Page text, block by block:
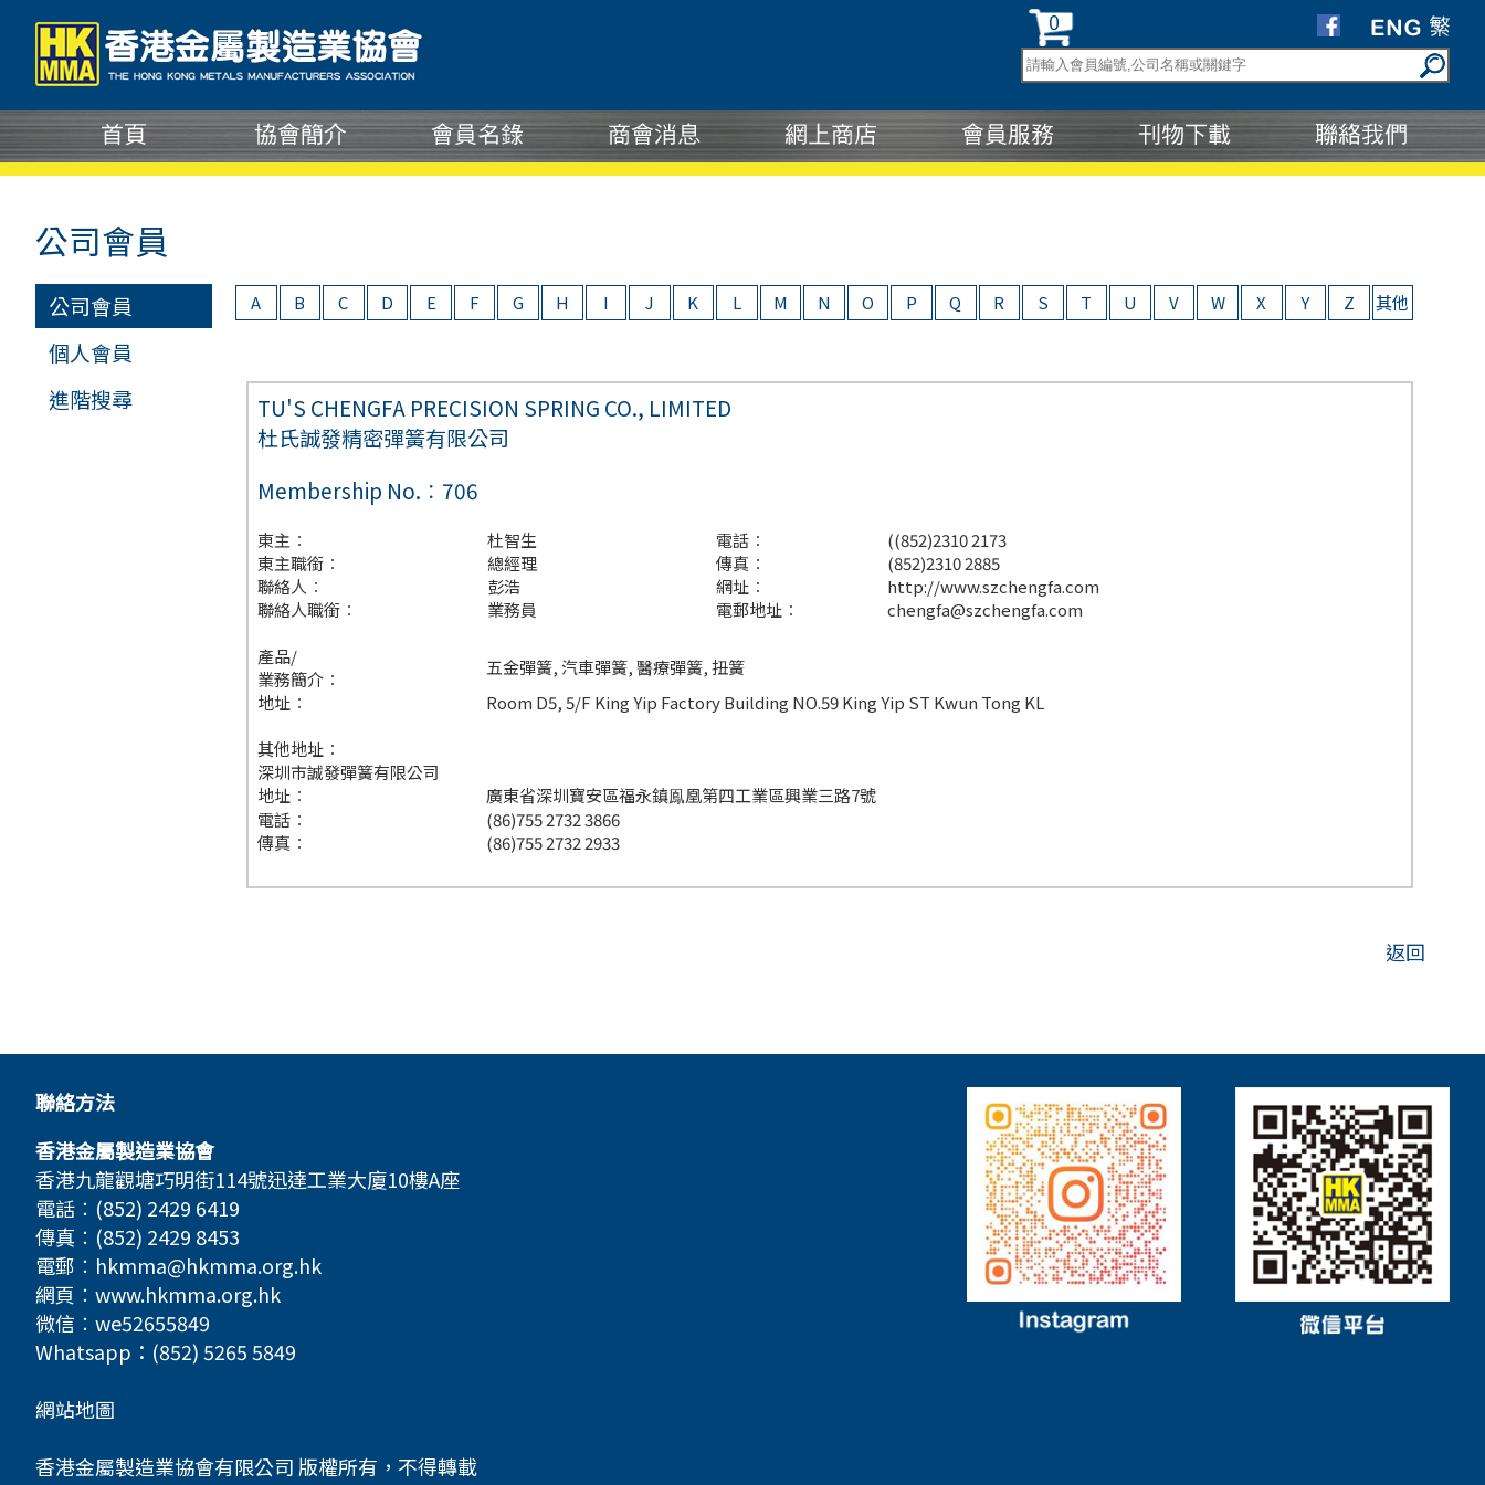
0
公司會員
公司會員
個人會員
進階搜尋
A B C D E F G H I J K L M N O P Q R S T U V W X Y Z 其他
TU'S CHENGFA PRECISION SPRING CO., LIMITED
杜氏誠發精密彈簧有限公司
Membership No.︰706
東主︰ 杜智生 電話︰
((852)2310 2173
東主職銜︰
總經理 傳真︰
(852)2310 2885
聯絡人︰
彭浩 網址︰
http://www.szchengfa.com
聯絡人職銜︰
業務員 電郵地址︰
chengfa@szchengfa.com
產品/
業務簡介︰
五金彈簧, 汽車彈簧, 醫療彈簧, 扭簧
地址︰
Room D5, 5/F King Yip Factory Building NO.59 King Yip ST Kwun Tong KL
其他地址︰
深圳市誠發彈簧有限公司
地址︰
廣東省深圳寶安區福永鎮鳯凰第四工業區興業三路7號
電話︰
(86)755 2732 3866
傳真︰
(86)755 2732 2933
返回
聯絡方法
香港金屬製造業協會
香港九龍觀塘巧明街114號迅達工業大廈10樓A座
電話︰(852) 2429 6419
傳真︰(852) 2429 8453
電郵︰ hkmma@hkmma.org.hk
網頁︰ www.hkmma.org.hk
微信︰we52655849
Whatsapp：(852) 5265 5849
網站地圖
香港金屬製造業協會有限公司 版權所有，不得轉載